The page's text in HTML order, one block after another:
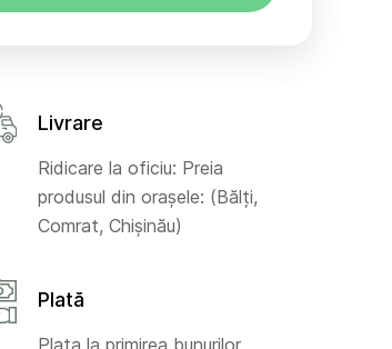
Livrare
Ridicare la oficiu: Preia
produsul din orașele: (Bălți,
Comrat, Chișinău)
Plată
Plata la primirea bunurilor,